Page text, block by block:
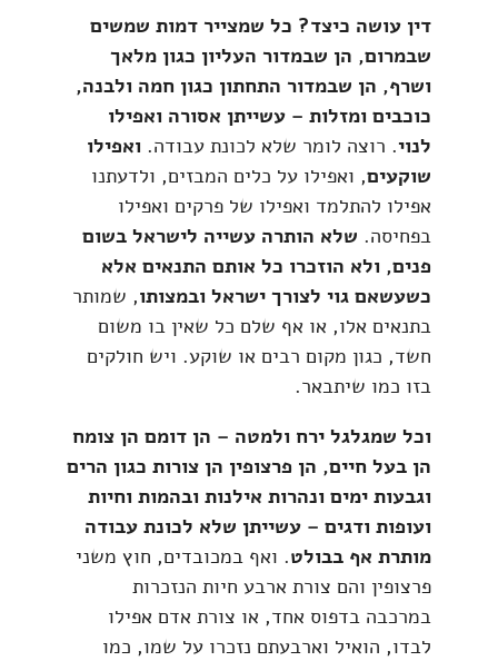
דין עושה כיצד? כל שמצייר דמות שמשים
שבמרום, הן שבמדור העליון כגון מלאך
ושרף, הן שבמדור התחתון כגון חמה ולבנה,
כוכבים ומזלות – עשייתן אסורה ואפילו
לנוי. רוצה לומר שלא לכונת עבודה. ואפילו
שוקעים, ואפילו על כלים המבזים, ולדעתנו
אפילו להתלמד ואפילו של פרקים ואפילו
בפחיסה. שלא הותרה עשייה לישראל בשום
פנים, ולא הוזכרו כל אותם התנאים אלא
כשעשאם גוי לצורך ישראל ובמצותו, שמותר
בתנאים אלו, או אף שלם כל שאין בו משום
חשד, כגון מקום רבים או שוקע. ויש חולקים
בזו כמו שיתבאר.
וכל שמגלגל ירח ולמטה – הן דומם הן צומח
הן בעל חיים, הן פרצופין הן צורות כגון הרים
וגבעות ימים ונהרות אילנות ובהמות וחיות
ועופות ודגים – עשייתן שלא לכונת עבודה
מותרת אף בבולט. ואף במכובדים, חוץ משני
פרצופין והם צורת ארבע חיות הנזכרות
במרכבה בדפוס אחד, או צורת אדם אפילו
לבדו, הואיל וארבעתם נזכרו על שמו, כמו